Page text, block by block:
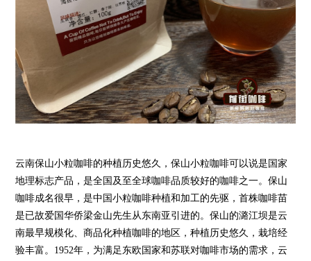
云南保山小粒咖啡的种植历史悠久，保山小粒咖啡可以说是国家
地理标志产品，是全国及至全球咖啡品质较好的咖啡之一。保山
咖啡成名很早，是中国小粒咖啡种植和加工的先驱，首株咖啡苗
是已故爱国华侨梁金山先生从东南亚引进的。保山的潞江坝是云
南最早规模化、商品化种植咖啡的地区，种植历史悠久，栽培经
验丰富。1952年，为满足东欧国家和苏联对咖啡市场的需求，云